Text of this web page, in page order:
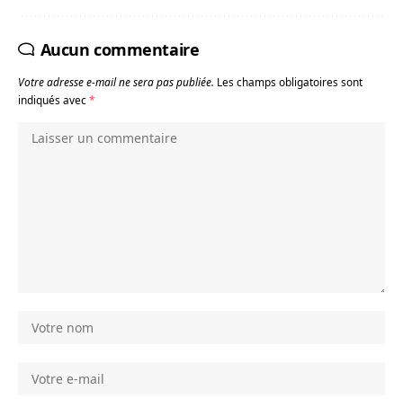
Aucun commentaire
Votre adresse e-mail ne sera pas publiée. Les champs obligatoires sont
indiqués avec*